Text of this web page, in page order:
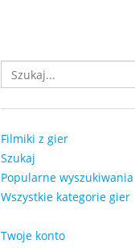
Filmiki z gier
Szukaj
Popularne wyszukiwania
Wszystkie kategorie gier
Twoje konto